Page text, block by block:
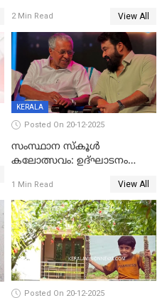
കാഴ്ചാനുഭവമൊരുക്കി
ശബരീ നന്ദനം
2 Min Read View All
KERALA
Posted On 20-12-2025
സംസ്ഥാന സ്കൂൾ
കലോത്സവം: ഉദ്ഘാടനം
മുഖ്യാതിഥിയായി
മോഹൻലാൽ
1 Min Read View All
Posted On 20-12-2025